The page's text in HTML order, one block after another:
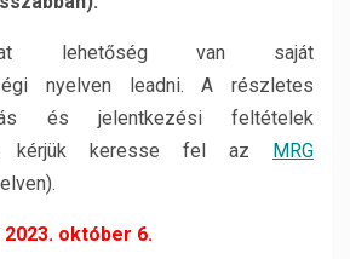
lehetőség van saját
nyelven leadni. A részletes
és jelentkezési feltételek
kérjük keresse fel az MRG
2023. október 6.